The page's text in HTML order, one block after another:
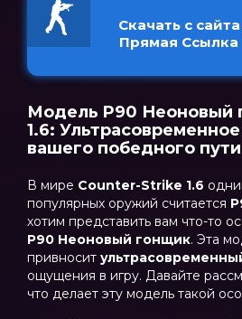
Скачать с сайта
Прямая Ссылка
Модель P90 Неоновый
1.6:
вашего победного пути
В мире Counter-Strike 1.6
популярных оружий считается
хотим представить вам что-то
P90 Неоновый гонщик. Эта
привносит
ощущения в игру. Давайте
что делает эту модель такой